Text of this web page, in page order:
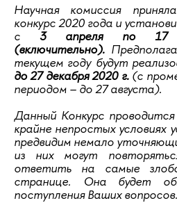
Научная комиссия
конкурс 2020 года и
с 3 апреля по 17
(включительно).
текущем году будут
до 27 декабря 2020 г.(с
периодом – до 27 августа).
Данный Конкурс
крайне непростых
предвидим немало
из них могут
ответить на самые
странице. Она будет
поступления Ваших вопросов.